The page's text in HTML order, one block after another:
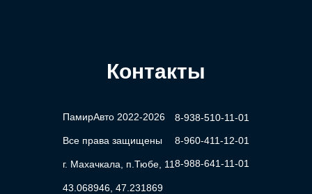
Контакты
ПамирАвто 2022-2026
Все права защищены
г. Махачкала, п.Тюбе, 11
43.068946, 47.231869
8-938-510-11-01
8-960-411-12-01
8-988-641-11-01